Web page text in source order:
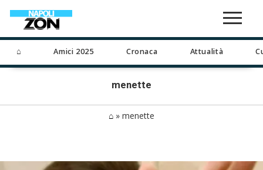
⌂ Amici 2025 Cronaca Attualità
menette
⌂ » menette